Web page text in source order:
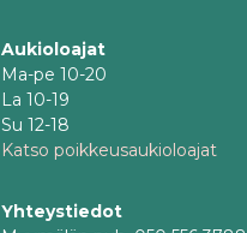
Aukioloajat
Ma-pe 10-20
La 10-19
Su 12-18
Katso poikkeusaukioloajat
Yhteystiedot